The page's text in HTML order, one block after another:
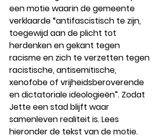
een motie waarin de gemeente
verklaarde “antifascistisch te zijn,
toegewijd aan de plicht tot
herdenken en gekant tegen
racisme en zich te verzetten tegen
racistische, antisemitische,
xenofobe of vrijheidsberoverende
en dictatoriale ideologieën”. Zodat
Jette een stad blijft waar
samenleven realiteit is. Lees
hieronder de tekst van de motie.